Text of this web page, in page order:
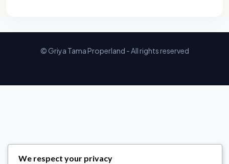
© Griya Tama Properland - All rights reserved
We respect your privacy